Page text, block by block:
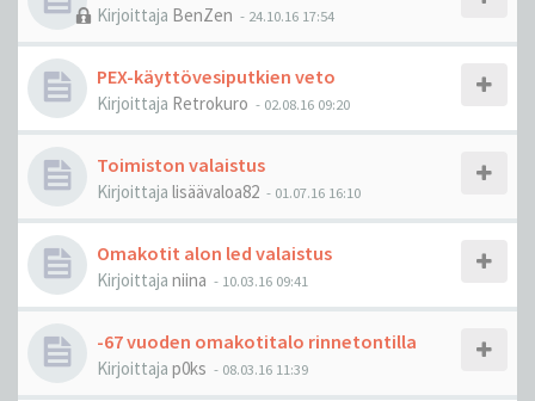
Kirjoittaja BenZen - 24.10.16 17:54
PEX-käyttövesiputkien veto
Kirjoittaja Retrokuro - 02.08.16 09:20
Toimiston valaistus
Kirjoittaja lisäävaloa82 - 01.07.16 16:10
Omakotit alon led valaistus
Kirjoittaja niina - 10.03.16 09:41
-67 vuoden omakotitalo rinnetontilla
Kirjoittaja p0ks - 08.03.16 11:39